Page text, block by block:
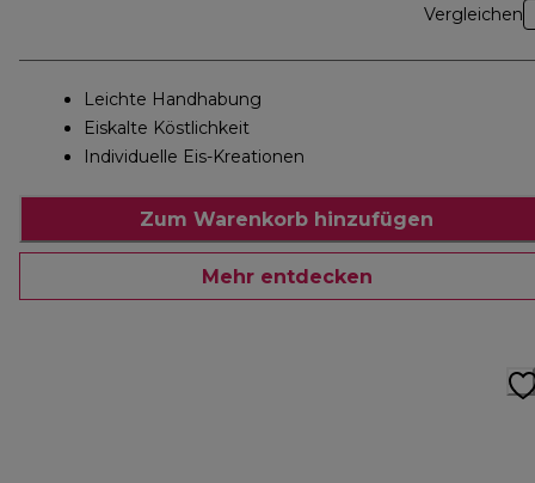
Vergleichen
Leichte Handhabung
Eiskalte Köstlichkeit
Individuelle Eis-Kreationen
Zum Warenkorb hinzufügen
Mehr entdecken